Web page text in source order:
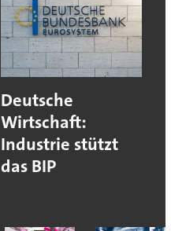
Deutsche
Wirtschaft:
Industrie stützt
das BIP